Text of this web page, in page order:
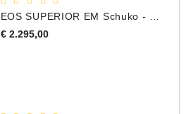
€ 2.295,00Prijs